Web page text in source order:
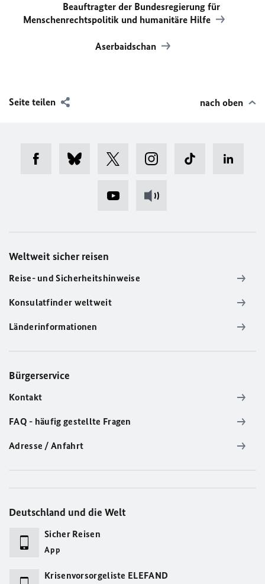
Beauftragter der Bundesregierung für
Menschenrechtspolitik und humanitäre Hilfe
Aserbaidschan
Seite teilen nach oben
Weltweit sicher reisen
Reise- und Sicherheitshinweise
Konsulatfinder weltweit
Länderinformationen
Bürgerservice
Kontakt
FAQ - häufig gestellte Fragen
Adresse / Anfahrt
Deutschland und die Welt
Sicher Reisen
App
Krisenvorsorgeliste ELEFAND